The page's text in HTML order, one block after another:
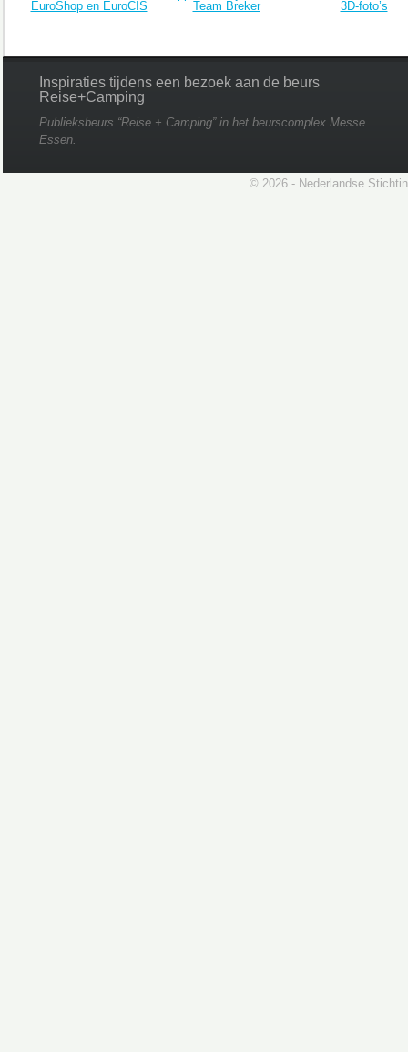
EuroShop en EuroCIS
Team Breker
3D-foto’s
Inspiraties tijdens een bezoek aan de beurs
Reise+Camping
Publieksbeurs “Reise + Camping” in het beurscomplex Messe
Essen.
© 2026 - Nederlandse